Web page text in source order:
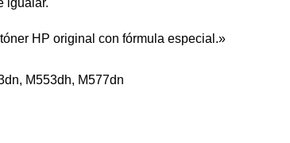
tóner HP original con fórmula especial.»
M553dh, M577dn